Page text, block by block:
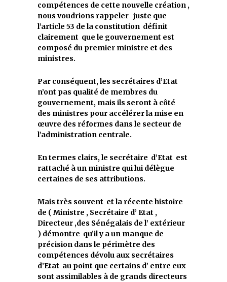
compétences de cette nouvelle création ,
nous voudrions rappeler juste que
l’article 53 de la constitution définit
clairement que le gouvernement est
composé du premier ministre et des
ministres.
Par conséquent, les secrétaires d’Etat
n’ont pas qualité de membres du
gouvernement, mais ils seront à côté
des ministres pour accélérer la mise en
œuvre des réformes dans le secteur de
l’administration centrale.
En termes clairs, le secrétaire d’Etat est
rattaché à un ministre qui lui délègue
certaines de ses attributions.
Mais très souvent et la récente histoire
de ( Ministre , Secrétaire d’ Etat ,
Directeur ,des Sénégalais de l’ extérieur
) démontre qu’il y a un manque de
précision dans le périmètre des
compétences dévolu aux secrétaires
d’Etat au point que certains d’ entre eux
sont assimilables à de grands directeurs